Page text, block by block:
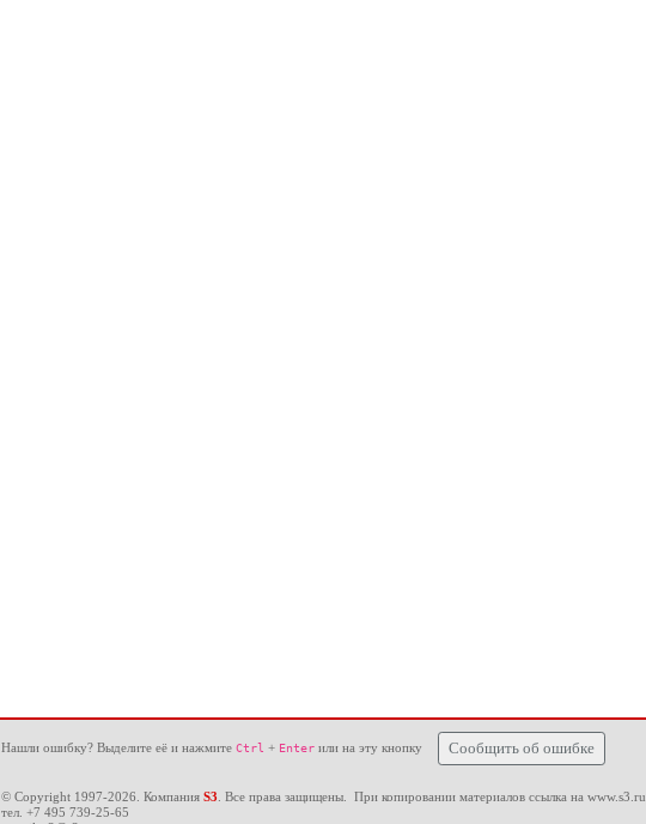
Нашли ошибку? Выделите её и нажмите Ctrl + Enterили на эту кнопку Сообщить об ошибке
© Copyright 1997-2026. Компания S3 . Все права защищены. При копировании материалов ссылка на www.s3.ru
тел. +7 495 739-25-65